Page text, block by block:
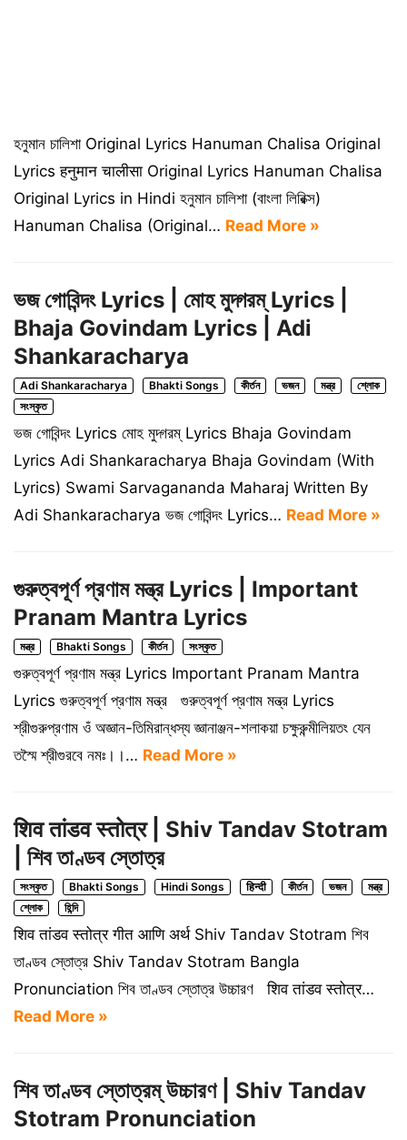
হনুমান চালিশা Original Lyrics Hanuman Chalisa Original
Lyrics हनुमान चालीसा Original Lyrics Hanuman Chalisa
Original Lyrics in Hindi হনুমান চালিশা (বাংলা লিরিক্স)
Hanuman Chalisa (Original… Read More »
ভজ গোবিন্দং Lyrics | মোহ মুদ্গরম্ Lyrics |
Bhaja Govindam Lyrics | Adi
Shankaracharya
Adi Shankaracharya Bhakti Songs কীর্তন ভজন মন্ত্র
শ্লোক
সংস্কৃত
ভজ গোবিন্দং Lyrics মোহ মুদ্গরম্ Lyrics Bhaja Govindam
Lyrics Adi Shankaracharya Bhaja Govindam (With
Lyrics) Swami Sarvagananda Maharaj Written By
Adi Shankaracharya ভজ গোবিন্দং Lyrics… Read More »
গুরুত্বপূর্ণ প্রণাম মন্ত্র Lyrics | Important
Pranam Mantra Lyrics
মন্ত্র Bhakti Songs কীর্তন সংস্কৃত
গুরুত্বপূর্ণ প্রণাম মন্ত্র Lyrics Important Pranam Mantra
Lyrics গুরুত্বপূর্ণ প্রণাম মন্ত্র গুরুত্বপূর্ণ প্রণাম মন্ত্র Lyrics
শ্রীগুরুপ্রণাম ওঁ অজ্ঞান-তিমিরান্ধস্য জ্ঞানাঞ্জন-শলাকয়া চক্ষুরুন্মীলিয়তং যেন
তস্মৈ শ্রীগুরবে নমঃ।।… Read More »
शिव तांडव स्तोत्र | Shiv Tandav Stotram
| শিব তাণ্ডব স্তোত্র
সংস্কৃত Bhakti Songs Hindi Songs हिन्दी কীর্তন ভজন
মন্ত্র
শ্লোক
হিন্দি
शिव तांडव स्तोत्र गीत आणि अर्थ Shiv Tandav Stotram শিব
তাণ্ডব স্তোত্র Shiv Tandav Stotram Bangla
Pronunciation শিব তাণ্ডব স্তোত্র উচ্চারণ शिव तांडव स्तोत्र…
Read More »
শিব তাণ্ডব স্তোত্রম্ উচ্চারণ | Shiv Tandav
Stotram Pronunciation